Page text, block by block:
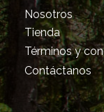
Nosotros
Tienda
Términos y
Contáctanos